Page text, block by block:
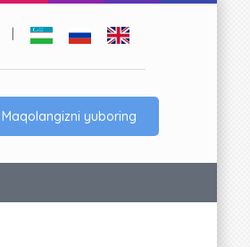
Maqolangizni yuboring